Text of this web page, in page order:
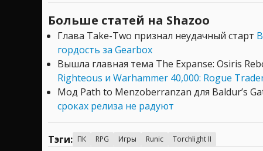
Больше статей на Shazoo
Глава Take-Two признал неудачный старт
гордость за Gearbox
Вышла главная тема The Expanse: Osiris
Righteous и Warhammer 40,000: Rogue
Мод Path to Menzoberranzan для Baldur’s
сроках релиза не радуют
Тэги: ПК RPG Игры Runic Torchlight II